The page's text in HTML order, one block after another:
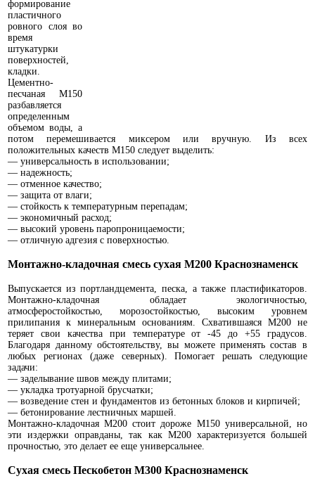
формирование
пластичного
ровного слоя во
время
штукатурки
поверхностей,
кладки.
Цементно-
песчаная М150
разбавляется
определенным
объемом воды, а
потом перемешивается миксером или вручную. Из всех
положительных качеств М150 следует выделить:
— универсальность в использовании;
— надежность;
— отменное качество;
— защита от влаги;
— стойкость к температурным перепадам;
— экономичный расход;
— высокий уровень паропроницаемости;
— отличную адгезия с поверхностью.
Монтажно-кладочная смесь сухая М200 Краснознаменск
Выпускается из портландцемента, песка, а также пластификаторов.
Монтажно-кладочная обладает экологичностью,
атмосферостойкостью, морозостойкостью, высоким уровнем
прилипания к минеральным основаниям. Схватившаяся М200 не
теряет свои качества при температуре от -45 до +55 градусов.
Благодаря данному обстоятельству, вы можете применять состав в
любых регионах (даже северных). Помогает решать следующие
задачи:
— заделывание швов между плитами;
— укладка тротуарной брусчатки;
— возведение стен и фундаментов из бетонных блоков и кирпичей;
— бетонирование лестничных маршей.
Монтажно-кладочная М200 стоит дороже М150 универсальной, но
эти издержки оправданы, так как М200 характеризуется большей
прочностью, это делает ее еще универсальнее.
Сухая смесь Пескобетон М300 Краснознаменск